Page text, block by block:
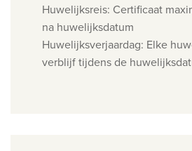
Huwelijksreis: Certificaat
na huwelijksdatum
Huwelijksverjaardag: Elke
verblijf tijdens de